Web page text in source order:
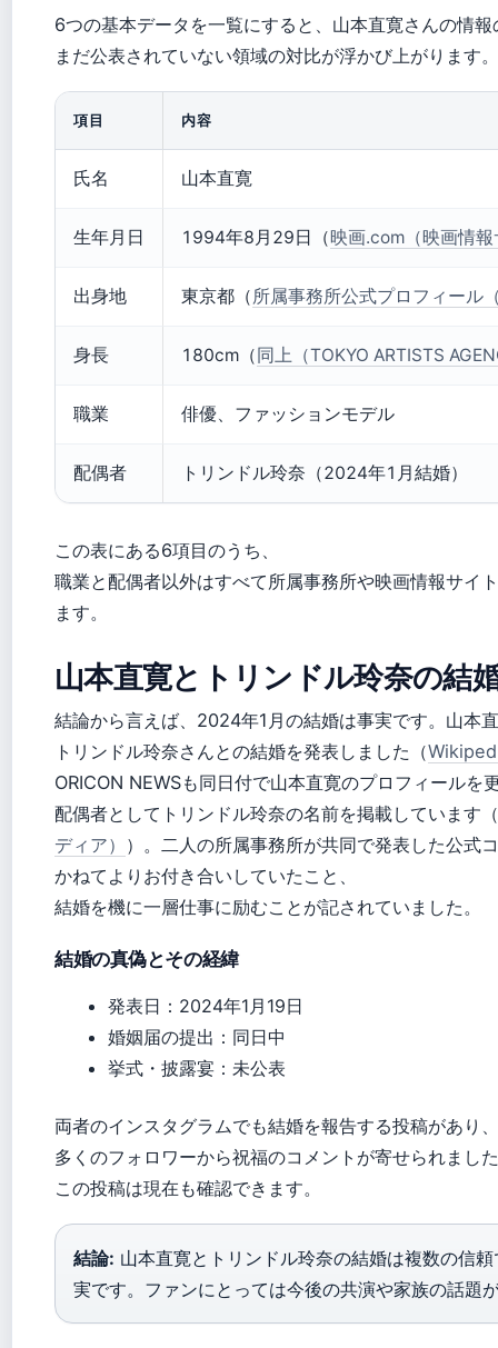
6つの基本データを一覧にすると、山本直寛さんの情
まだ公表されていない領域の対比が浮かび上がります。
項目 内容
氏名 山本直寛
生年月日 1994年8月29日（映画.com（映画情
出身地 東京都（所属事務所公式プロフィール
身長 180cm（同上（TOKYO ARTISTS
職業 俳優、ファッションモデル
配偶者 トリンドル玲奈（2024年1月結婚）
この表にある6項目のうち、
職業と配偶者以外はすべて所属事務所や映画情報サイ
ます。
山本直寛とトリンドル玲奈の結
結論から言えば、2024年1月の結婚は事実です。山本
トリンドル玲奈さんとの結婚を発表しました（
ORICON NEWSも同日付で山本直寛のプロフィールを
配偶者としてトリンドル玲奈の名前を掲載しています（
ディア） ）。二人の所属事務所が共同で発表した公式
かねてよりお付き合いしていたこと、
結婚を機に一層仕事に励むことが記されていました。
結婚の真偽とその経緯
発表日：2024年1月19日
婚姻届の提出：同日中
挙式・披露宴：未公表
両者のインスタグラムでも結婚を報告する投稿があり、
多くのフォロワーから祝福のコメントが寄せられまし
この投稿は現在も確認できます。
結論: 山本直寛とトリンドル玲奈の結婚は複数の信
実です。ファンにとっては今後の共演や家族の話題